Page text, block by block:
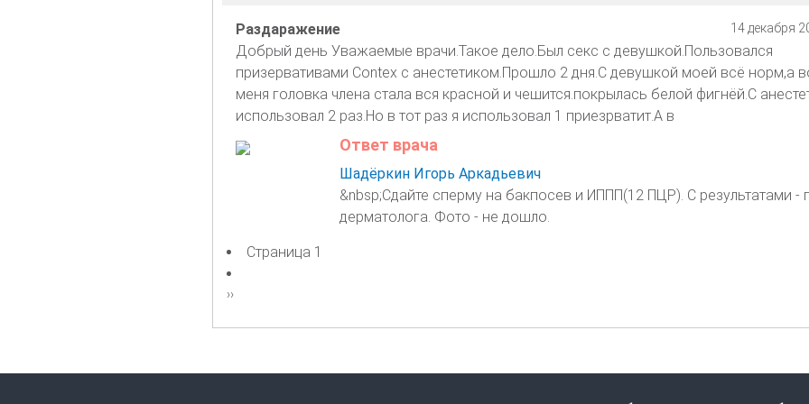
14 декабря
Раздаражение
Добрый день Уважаемые врачи.Такое дело.Был секс с девушкой.Пользовался
призервативами Contex с анестетиком.Прошло 2 дня.С девушкой моей всё норм,а
меня головка члена стала вся красной и чешится.покрылась белой фигнёй.С
использовал 2 раз.Но в тот раз я использовал 1 приезрватит.А в
Ответ врача
Шадёркин Игорь Аркадьевич
&nbsp;Сдайте сперму на бакпосев и ИППП(12 ПЦР). С результатами -
дерматолога. Фото - не дошло.
Нумерация
страниц
Страница 1
Следующая
››